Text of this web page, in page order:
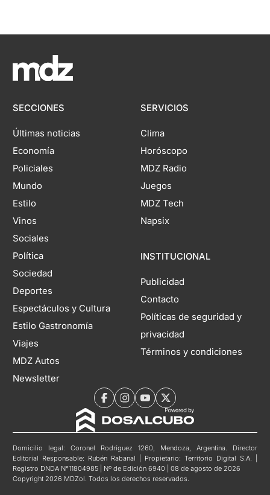
SECCIONES
Últimas noticias
Economía
Policiales
Mundo
Estilo
Vinos
Sociales
Política
Sociedad
Deportes
Espectáculos y Cultura
Estilo Gastronomía
Viajes
MDZ Autos
Newsletter
SERVICIOS
Clima
Horóscopo
MDZ Radio
Juegos
MDZ Tech
Napsix
INSTITUCIONAL
Publicidad
Contacto
Políticas de seguridad y
privacidad
Términos y condiciones
Domicilio legal: Coronel Rodríguez 1260, Mendoza, Argentina. Director
Editorial Responsable: Rubén Rabanal | Propietario: Territorio Digital S.A. |
Registro DNDA N°11804985 | Nº de Edición 6940 | 08 de agosto de 2026
Copyright 2026 MDZol. Todos los derechos reservados.